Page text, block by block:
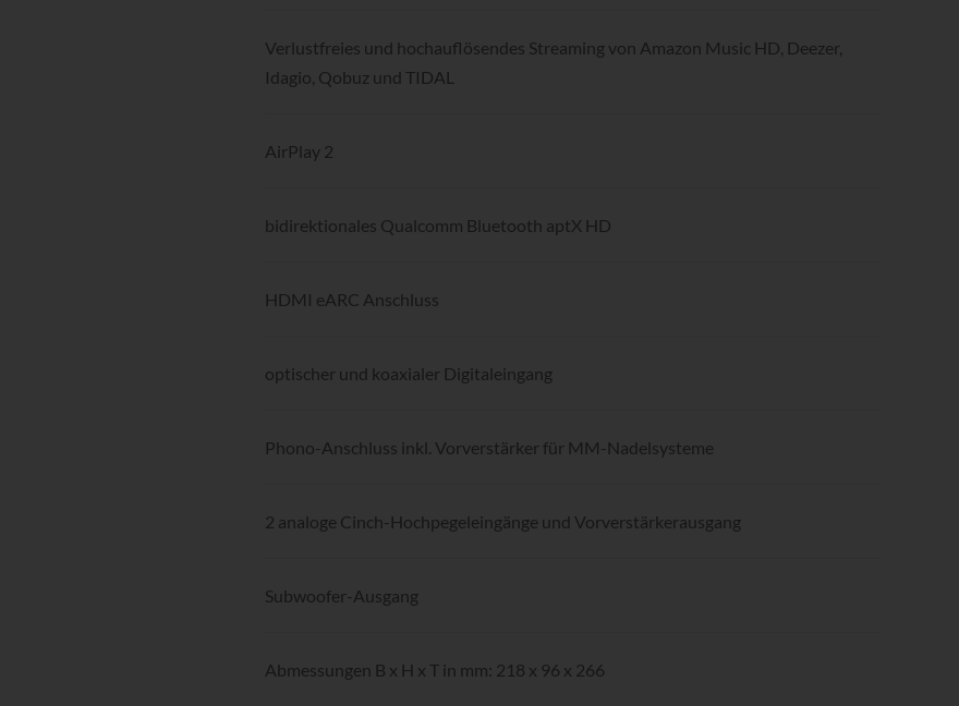
Verlustfreies und hochauflösendes Streaming von Amazon Music HD, Deezer,
Idagio, Qobuz und TIDAL
AirPlay 2
bidirektionales Qualcomm Bluetooth aptX HD
HDMI eARC Anschluss
optischer und koaxialer Digitaleingang
Phono-Anschluss inkl. Vorverstärker für MM-Nadelsysteme
2 analoge Cinch-Hochpegeleingänge und Vorverstärkerausgang
Subwoofer-Ausgang
Abmessungen B x H x T in mm: 218 x 96 x 266